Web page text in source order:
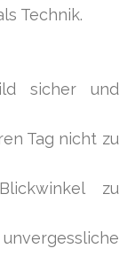
Technik.
sicher und
Tag nicht zu
zu